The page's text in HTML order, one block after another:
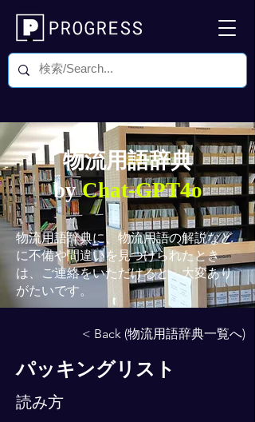
物流用語辞典
byChat-GPT4o
物流用語辞典に、物流用語の解説など
に不備や間違いを見つけられたとき
は、ご連絡をいただけると、大変あり
がたいです。
< Back (物流用語辞典一覧へ)
パッキングリスト
読み方